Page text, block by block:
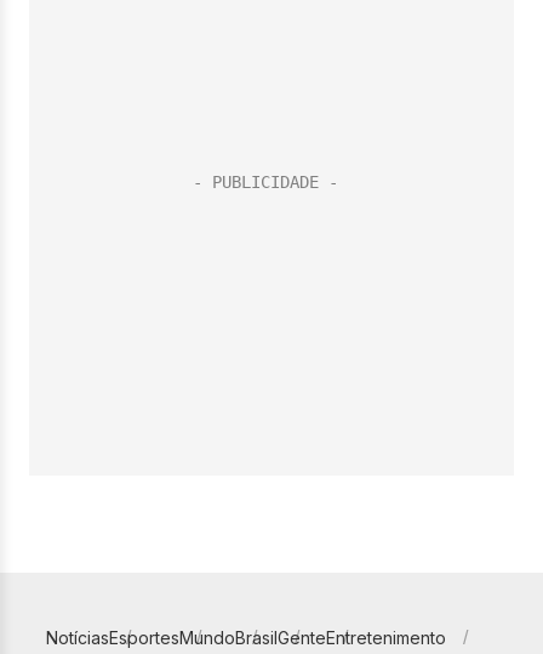
NotíciasEsportesMundoBrasilGenteEntretenimento